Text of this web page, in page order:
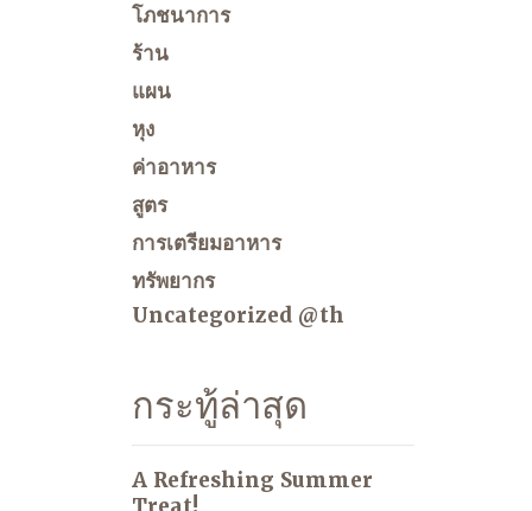
โภชนาการ
ร้าน
แผน
หุง
ค่าอาหาร
สูตร
การเตรียมอาหาร
ทรัพยากร
Uncategorized @th
กระทู้ล่าสุด
A Refreshing Summer
Treat!